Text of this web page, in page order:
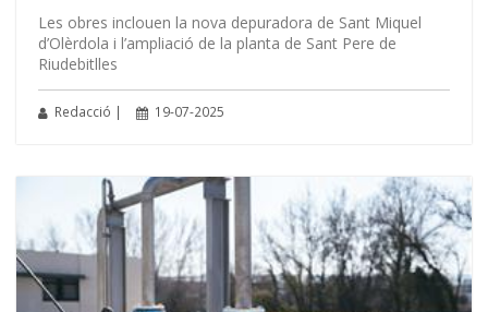
Les obres inclouen la nova depuradora de Sant Miquel
d’Olèrdola i l’ampliació de la planta de Sant Pere de
Riudebitlles
Redacció | 19-07-2025